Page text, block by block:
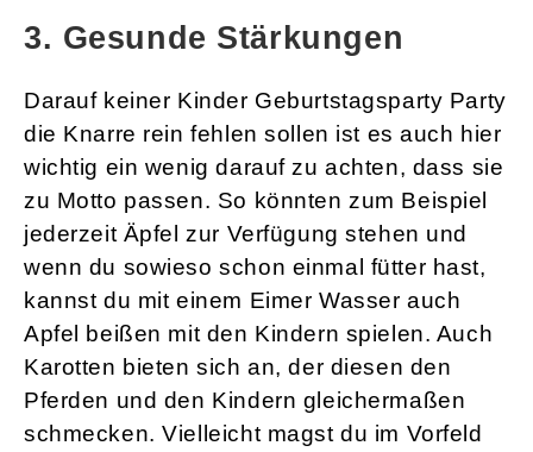
3. Gesunde Stärkungen
Darauf keiner Kinder Geburtstagsparty Party
die Knarre rein fehlen sollen ist es auch hier
wichtig ein wenig darauf zu achten, dass sie
zu Motto passen. So könnten zum Beispiel
jederzeit Äpfel zur Verfügung stehen und
wenn du sowieso schon einmal fütter hast,
kannst du mit einem Eimer Wasser auch
Apfel beißen mit den Kindern spielen. Auch
Karotten bieten sich an, der diesen den
Pferden und den Kindern gleichermaßen
schmecken. Vielleicht magst du im Vorfeld